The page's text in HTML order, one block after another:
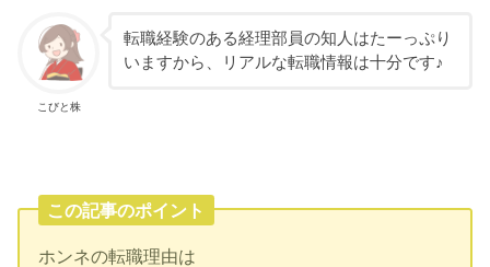
こびと株
転職経験のある経理部員の知人はたーっぷり
いますから、リアルな転職情報は十分です♪
この記事のポイント
ホンネの転職理由は